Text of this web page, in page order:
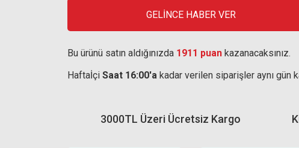
GELİNCE HABER VER
Bu ürünü satın aldığınızda 1911 puan kazanacaksınız.
Haftaİçi Saat 16:00'a kadar verilen siparişler aynı gün
3000TL Üzeri Ücretsiz Kargo